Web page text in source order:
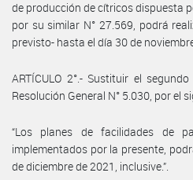
de producción de cítricos dispuesta
por su similar N° 27.569, podrá
previsto- hasta el día 30 de
ARTÍCULO 2°.- Sustituir el
Resolución General N° 5.030, por el
“Los planes de facilidades de
implementados por la presente,
de diciembre de 2021, inclusive.”.